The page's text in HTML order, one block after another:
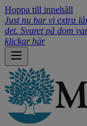
Hoppa till innehåll
Just nu har vi extra
det. Svaret på dom
klickar här